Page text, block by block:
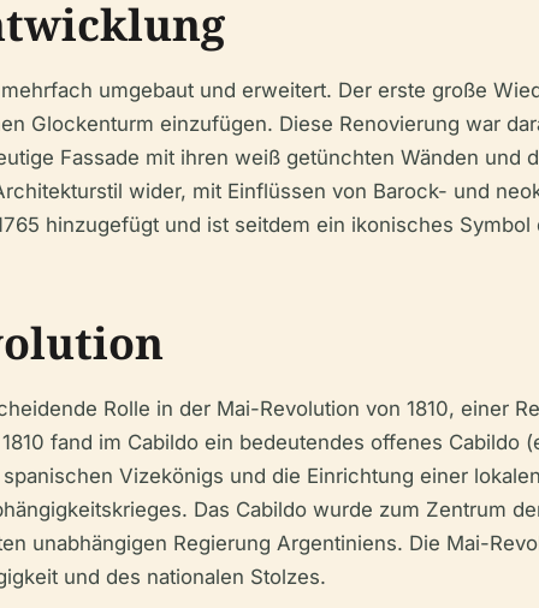
umgebaut und erweitert. Der erste große
Glockenturm einzufügen. Diese Renovierung war
Fassade mit ihren weiß getünchten Wänden und
wider, mit Einflüssen von Barock- und
hinzugefügt und ist seitdem ein ikonisches Symbol
Rolle in der Mai-Revolution von 1810, einer
fand im Cabildo ein bedeutendes offenes Cabildo
Vizekönigs und die Einrichtung einer
Das Cabildo wurde zum Zentrum
unabhängigen Regierung Argentiniens. Die Mai-
und des nationalen Stolzes.